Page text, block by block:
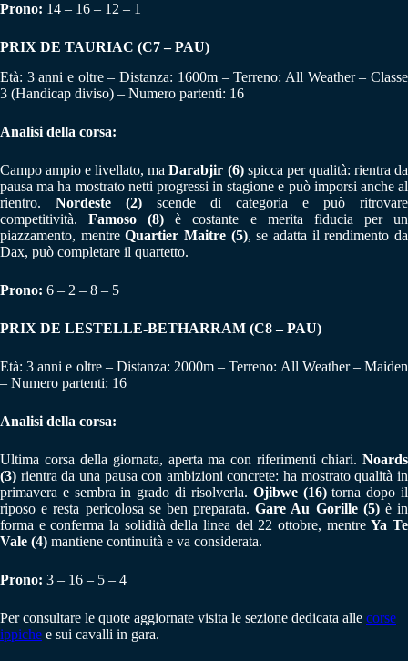
Prono: 14 – 16 – 12 – 1
PRIX DE TAURIAC (C7 – PAU)
Età: 3 anni e oltre – Distanza: 1600m – Terreno: All Weather – Classe
3 (Handicap diviso) – Numero partenti: 16
Analisi della corsa:
Campo ampio e livellato, maDarabjir (6)spicca per qualità: rientra da
pausa ma ha mostrato netti progressi in stagione e può imporsi anche al
rientro. Nordeste (2) scende di categoria e può ritrovare
competitività.Famoso (8) è costante e merita fiducia per un
piazzamento, mentreQuartier Maitre (5), se adatta il rendimento da
Dax, può completare il quartetto.
Prono: 6 – 2 – 8 – 5
PRIX DE LESTELLE-BETHARRAM (C8 – PAU)
Età: 3 anni e oltre – Distanza: 2000m – Terreno: All Weather – Maiden
– Numero partenti: 16
Analisi della corsa:
Ultima corsa della giornata, aperta ma con riferimenti chiari. Noards
(3) rientra da una pausa con ambizioni concrete: ha mostrato qualità in
primavera e sembra in grado di risolverla. Ojibwe (16)torna dopo il
riposo e resta pericolosa se ben preparata.Gare Au Gorille (5)è in
forma e conferma la solidità della linea del 22 ottobre, mentreYa Te
Vale (4) mantiene continuità e va considerata.
Prono: 3 – 16 – 5 – 4
Per consultare le quote aggiornate visita le sezione dedicata alle corse
ippiche e sui cavalli in gara.